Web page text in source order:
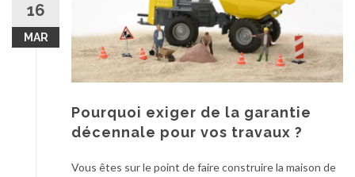
contenu
16
MAR
Pourquoi exiger de la garantie
décennale pour vos travaux ?
Vous êtes sur le point de faire construire la maison de